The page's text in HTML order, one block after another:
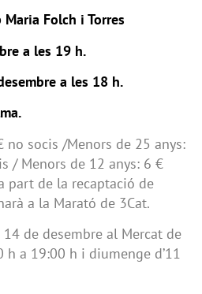
Maria Folch i Torres
a les 19 h.
a les 18 h.
no socis /Menors de 25 anys:
/ Menors de 12 anys: 6 €
part de la recaptació de
a la Marató de 3Cat.
de desembre al Mercat de
h a 19:00 h i diumenge d’11